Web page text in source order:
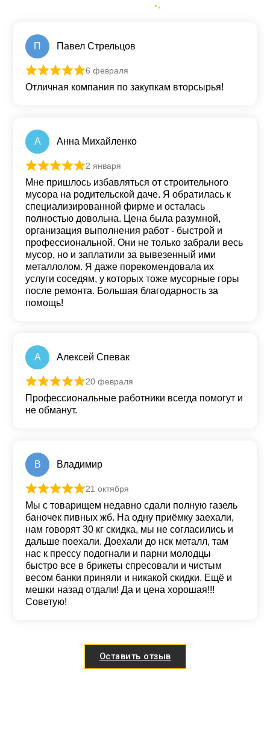
П Павел Стрельцов
Оценка 5из 5
6 февраля
Отличная компания по закупкам вторсырья!
A Aнна Михайленко
Оценка из 5
2 января
Мне пришлось избавляться от строительного
мусора на родительской даче. Я обратилась к
специализированной фирме и осталась
полностью довольна. Цена была разумной,
организация выполнения работ - быстрой и
профессиональной. Они не только забрали весь
мусор, но и заплатили за вывезенный ими
металлолом. Я даже порекомендовала их
услуги соседям, у которых тоже мусорные горы
после ремонта. Большая благодарность за
помощь!
А Алексей Спевак
Оценка из 5
20 февраля
Профессиональные работники всегда помогут и
не обманут.
В Владимир
Оценка
21 октября
Мы с товарищем недавно сдали полную газель
баночек пивных жб. На одну приёмку заехали,
нам говорят 30 кг скидка, мы не согласились и
дальше поехали. Доехали до нск металл, там
нас к прессу подогнали и парни молодцы
быстро все в брикеты спресовали и чистым
весом банки приняли и никакой скидки. Ещё и
мешки назад отдали! Да и цена хорошая!!!
Советую!
Оставить отзыв